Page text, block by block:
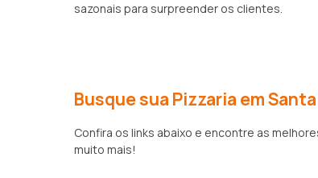
sazonais para surpreender os clientes.
Busque sua Pizzaria em
Confira os links abaixo e encontre as
muito mais!